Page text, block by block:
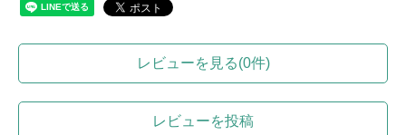
レビューを見る(0件)
レビューを投稿